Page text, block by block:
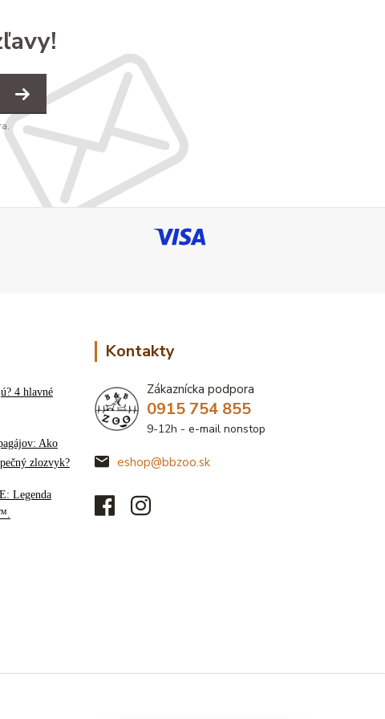
4 hlavné
Ako
zlozvyk?
Legenda
Kontakty
Zákaznícka podpora
0915 754 855
9-12h - e-mail nonstop
eshop@bbzoo.sk